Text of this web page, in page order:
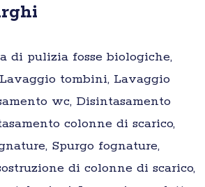
di pulizia fosse biologiche,
tombini, Lavaggio
wc, Disintasamento
colonne di scarico,
Spurgo fognature,
di colonne di scarico,